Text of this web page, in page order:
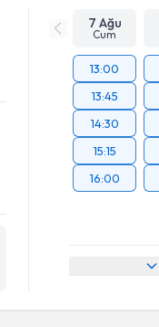
7 Ağu
Cum
13:00
13:45
14:30
15:15
16:00